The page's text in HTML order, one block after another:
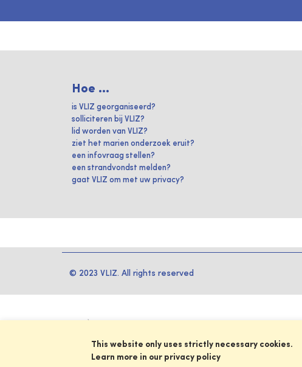
Hoe ...
is VLIZ georganiseerd?
solliciteren bij VLIZ?
lid worden van VLIZ?
ziet het marien onderzoek eruit?
een infovraag stellen?
een strandvondst melden?
gaat VLIZ om met uw privacy?
© 2023 VLIZ. All rights reserved
This website only uses strictly necessary cookies.
Learn more in our privacy policy